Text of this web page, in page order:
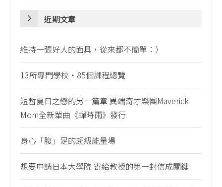
近期文章
維持一張好人的面具，從來都不簡單：）
13所專門學校・85個課程總覽
短暫夏日之戀的另一篇章 異端奇才樂團Maverick
Mom全新單曲《蟬時雨》發行
身心「腹」足的超級能量場
想要申請日本大學院 寄給教授的第一封信成關鍵